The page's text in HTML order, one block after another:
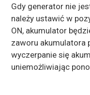
Gdy generator nie
należy ustawić w
ON, akumulator
zaworu akumulatora
wyczerpanie się
uniemożliwiając